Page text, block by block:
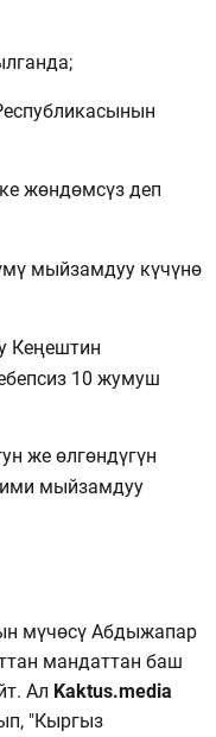
жөндөмсүз деп
мыйзамдуу күчүнө
Кеңештин
10 жумуш
же өлгөндүгүн
мыйзамдуу
мүчөсү Абдыжапар
мандаттан баш
Ал Kaktus.media
"Кыргыз